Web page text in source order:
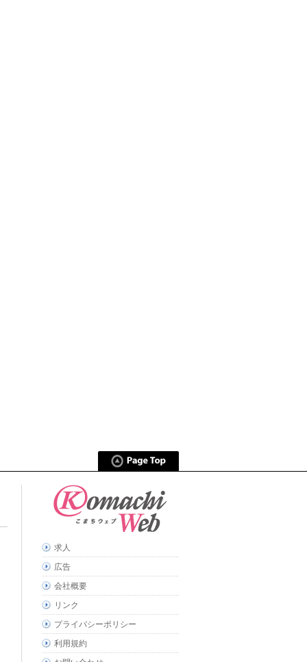
求人
広告
会社概要
リンク
プライバシーポリシー
利用規約